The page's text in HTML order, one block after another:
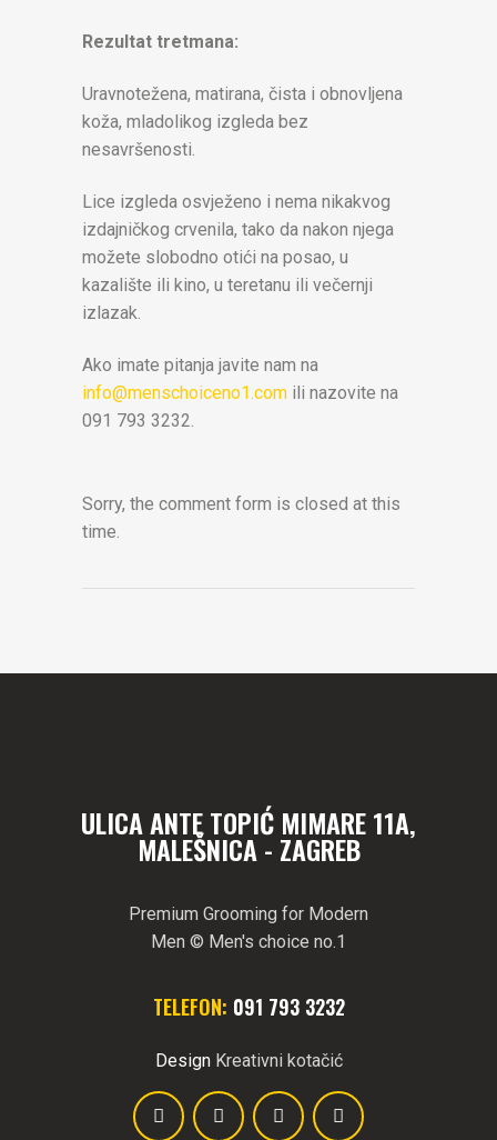
Rezultat tretmana:
Uravnotežena, matirana, čista i obnovljena
koža, mladolikog izgleda bez
nesavršenosti.
Lice izgleda osvježeno i nema nikakvog
izdajničkog crvenila, tako da nakon njega
možete slobodno otići na posao, u
kazalište ili kino, u teretanu ili večernji
izlazak.
Ako imate pitanja javite nam na
info@menschoiceno1.com ili nazovite na
091 793 3232.
Sorry, the comment form is closed at this
time.
ULICA ANTE TOPIĆ MIMARE 11A,
MALEŠNICA - ZAGREB
Premium Grooming for Modern
Men © Men's choice no.1
TELEFON: 091 793 3232
DesignKreativni kotačić